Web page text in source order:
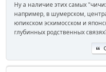
Ну а наличие этих самых
например, в шумерском,
юпикском эскимосском и
глубинных родственных